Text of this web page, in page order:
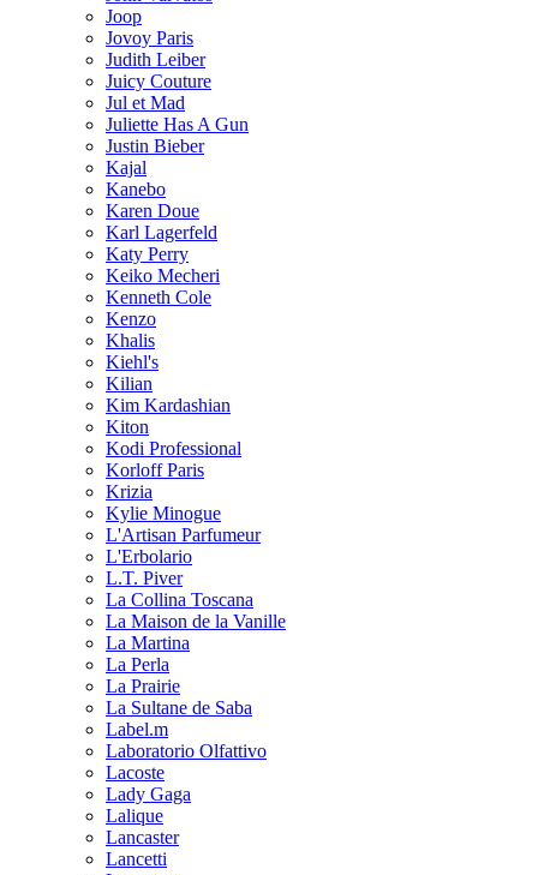
Joop
Jovoy Paris
Judith Leiber
Juicy Couture
Jul et Mad
Juliette Has A Gun
Justin Bieber
Kajal
Kanebo
Karen Doue
Karl Lagerfeld
Katy Perry
Keiko Mecheri
Kenneth Cole
Kenzo
Khalis
Kiehl's
Kilian
Kim Kardashian
Kiton
Kodi Professional
Korloff Paris
Krizia
Kylie Minogue
L'Artisan Parfumeur
L'Erbolario
L.T. Piver
La Collina Toscana
La Maison de la Vanille
La Martina
La Perla
La Prairie
La Sultane de Saba
Label.m
Laboratorio Olfattivo
Lacoste
Lady Gaga
Lalique
Lancaster
Lancetti